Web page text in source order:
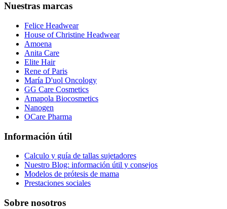
Nuestras marcas
Felice Headwear
House of Christine Headwear
Amoena
Anita Care
Elite Hair
Rene of Paris
María D'uol Oncology
GG Care Cosmetics
Amapola Biocosmetics
Nanogen
OCare Pharma
Información útil
Calculo y guía de tallas sujetadores
Nuestro Blog: información útil y consejos
Modelos de prótesis de mama
Prestaciones sociales
Sobre nosotros